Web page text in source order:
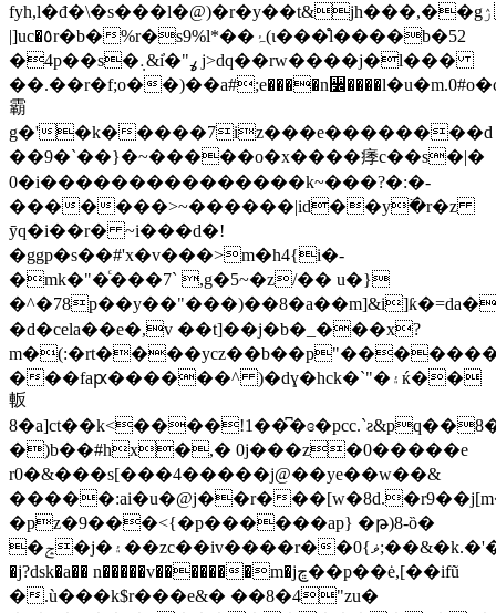
fyh,l�đ�\�s���l�@)�r�y��t&jh���,��gۯx[�\��a���:��ʓm�.���l)m;�nn����y1���!i�2�
|]uc�٥r�b�%r�s9%l*��ۂ(ɩ���̊l����b�52
�4p��s�܉&i̓�"ߩ j>dq��rw����j�l���
��.��r�f;o�
霸
g�'�k�����7iz���e��������d
��9�`��}�~�����o�x����痵c��s�|�
0�i���������������k~���?�:�-
�������>~������|id��y߳�r�z
ӯq�i��r� ~i���d�!
�ggp�s��#'x�v���>m�h4{i�-
�mk�"�ͨ���7` ,g�5~�z/�� u�}
�d�cela��e�,v ��t]��j�b�_���x?
���faԗ������^ )�dɣ�hck�`"�۽ќ��
䡊
�)b��#hx�,� 0j���z�0�����e
r0�&���s[���4�����j@��ye��w��&
�����:ai�u�@j��r�
�pz�9���<{�p������ap} �թ)8-ȍ�
�ݘ�j�۽��zc��iv����r��0{ޥ;��&�k.�'�%sj9g9�t�t��n�,>��`y�z4��z\e������rn����[�pk4yg<�ٵw��
�j?dsk�a�� n�����v�������m�ϳڇ��p��ė,[��ifũ
�.ù���k$r���e&� ��8�4"zu�